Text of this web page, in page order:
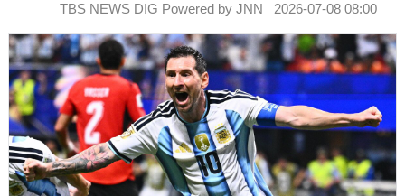
大会】
TBS NEWS DIG Powered by JNN 2026-07-08 08:00